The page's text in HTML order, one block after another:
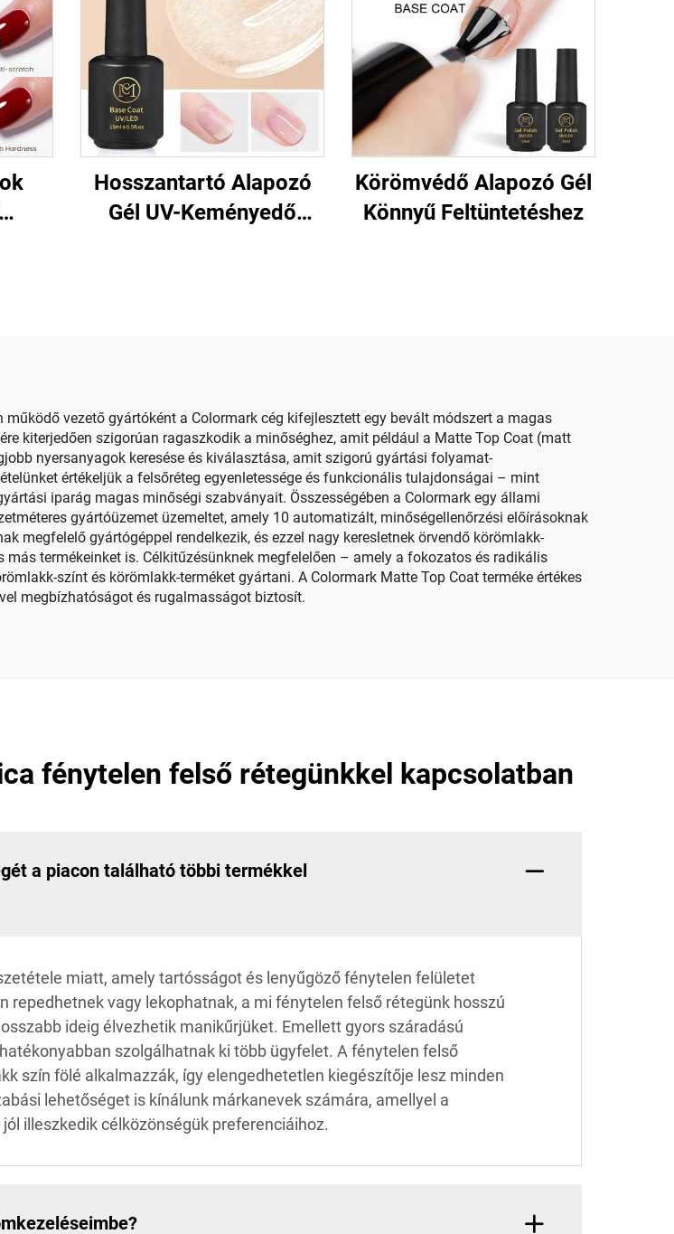
Hosszantartó Alapozó
Gél UV-Keményedő
Körömvédő Alapozó Gél
Könnyű Feltüntetéshez
vezető gyártóként a Colormark cég kifejlesztett egy bevált módszert a magas
kiterjedően szigorúan ragaszkodik a minőséghez, amit például a Matte Top Coat (matt
nyersanyagok keresése és kiválasztása, amit szigorú gyártási folyamat-
értékeljük a felsőréteg egyenletessége és funkcionális tulajdonságai – mint
iparág magas minőségi szabványait. Összességében a Colormark egy állami
gyártóüzemet üzemeltet, amely 10 automatizált, minőségellenőrzési előírásoknak
megfelelő gyártógéppel rendelkezik, és ezzel nagy keresletnek örvendő körömlakk-
termékeinket is. Célkitűzésünknek megfelelően – amely a fokozatos és radikális
színt és körömlakk-terméket gyártani. A Colormark Matte Top Coat terméke értékes
megbízhatóságot és rugalmasságot biztosít.
fénytelen felső rétegünkkel kapcsolatban
a piacon található többi termékkel
miatt, amely tartósságot és lenyűgöző fénytelen felületet
repedhetnek vagy lekophatnak, a mi fénytelen felső rétegünk hosszú
ideig élvezhetik manikűrjüket. Emellett gyors száradású
szolgálhatnak ki több ügyfelet. A fénytelen felső
szín fölé alkalmazzák, így elengedhetetlen kiegészítője lesz minden
lehetőséget is kínálunk márkanevek számára, amellyel a
illeszkedik célközönségük preferenciáihoz.